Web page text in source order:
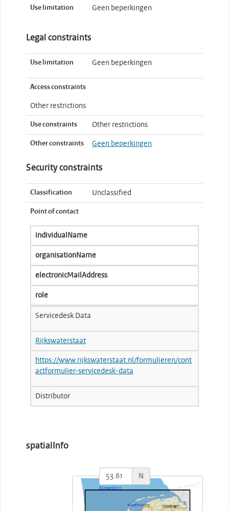
Use limitation Geen beperkingen
Legal constraints
Use limitation Geen beperkingen
Access constraints
Other restrictions
Use constraints Other restrictions
Other constraints Geen beperkingen
Security constraints
Classification Unclassified
Point of contact
individualName
organisationName
electronicMailAddress
role
Servicedesk Data
Rijkswaterstaat
https://www.rijkswaterstaat.nl/formulieren/cont
actformulier-servicedesk-data
Distributor
spatialInfo
N